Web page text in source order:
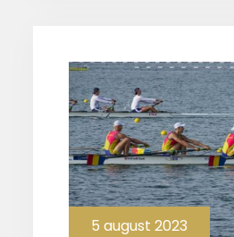
5 august 2023